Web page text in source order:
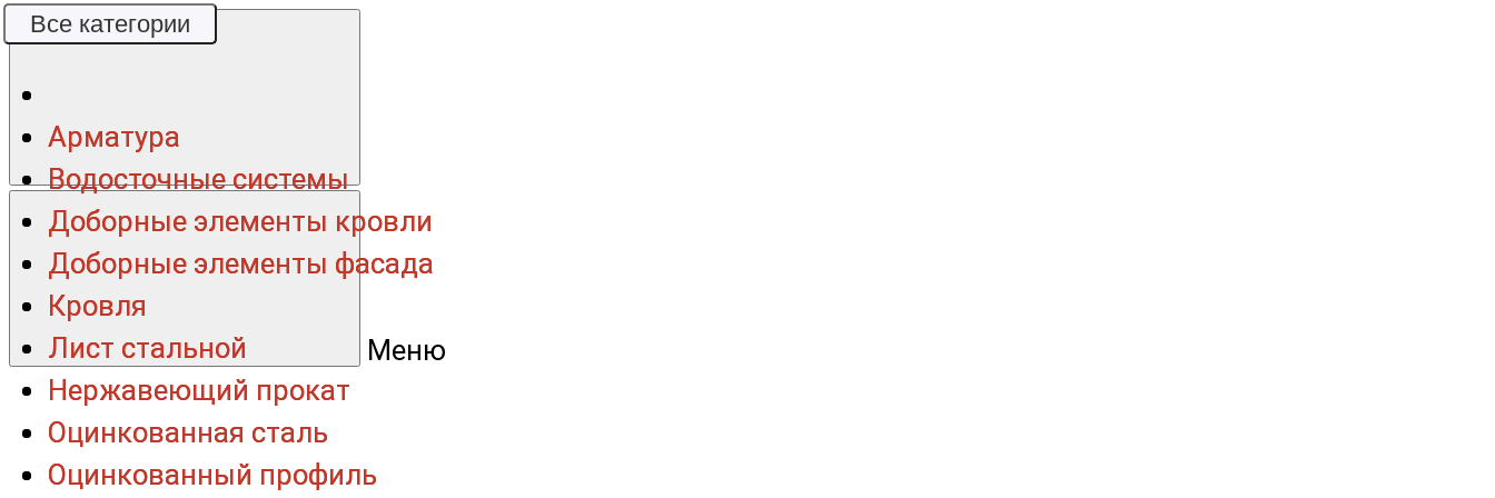
Меню
Все категории
Арматура
Водосточные системы
Доборные элементы кровли
Доборные элементы фасада
Кровля
Лист стальной
Нержавеющий прокат
Оцинкованная сталь
Оцинкованный профиль
Все категории
Арматура
Водосточные системы
Доборные элементы кровли
Доборные элементы фасада
Кровля
Лист стальной
Нержавеющий прокат
Оцинкованная сталь
Оцинкованный профиль